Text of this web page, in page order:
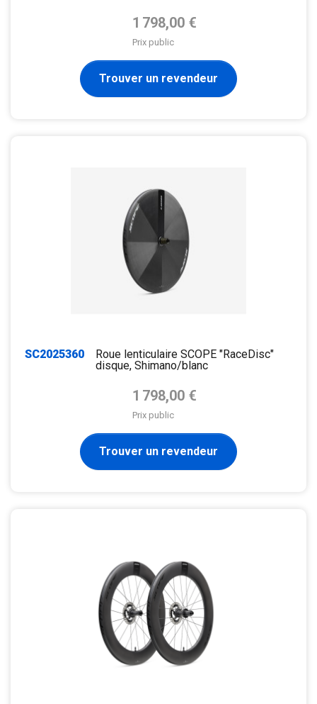
Prix de base
1 798,00 €
Prix public
Trouver un revendeur
SC2025360
Roue lenticulaire SCOPE "RaceDisc"
disque, Shimano/blanc
Prix de base
1 798,00 €
Prix public
Trouver un revendeur